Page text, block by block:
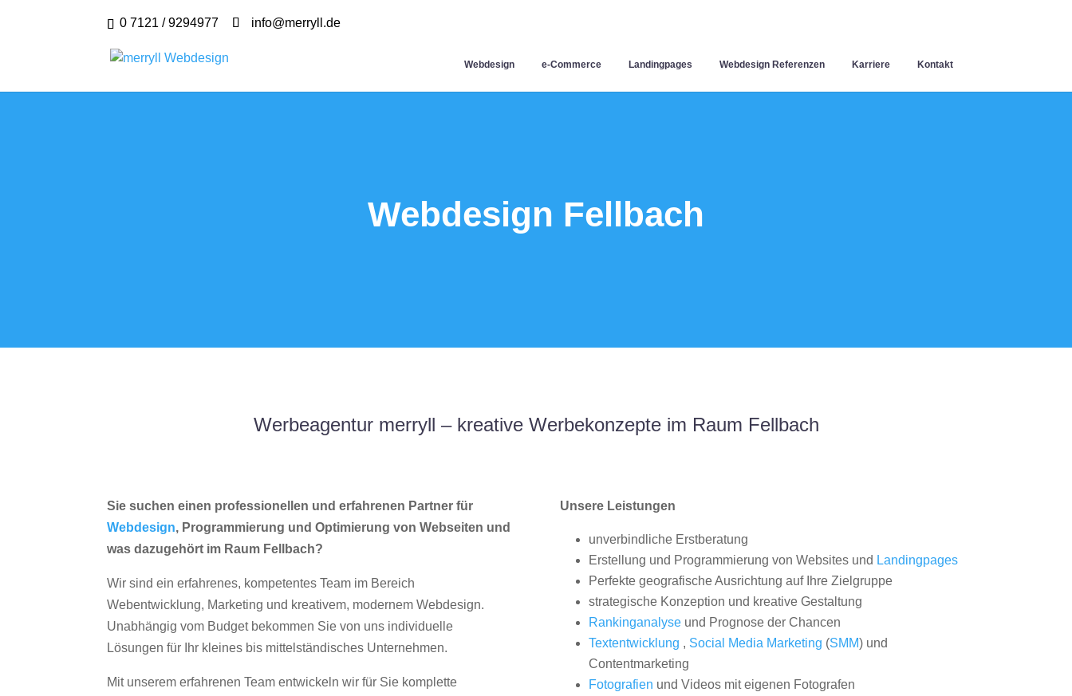
0 7121 / 9294977 info@merryll.de
Webdesign e-Commerce Landingpages Webdesign Referenzen Karriere Kontakt
Webdesign Fellbach
Werbeagentur merryll – kreative Werbekonzepte im Raum Fellbach
Sie suchen einen professionellen und erfahrenen Partner für
Webdesign, Programmierung und Optimierung von Webseiten und
was dazugehört im Raum Fellbach?
Wir sind ein erfahrenes, kompetentes Team im Bereich
Webentwicklung, Marketing und kreativem, modernem Webdesign.
Unabhängig vom Budget bekommen Sie von uns individuelle
Lösungen für Ihr kleines bis mittelständisches Unternehmen.
Mit unserem erfahrenen Team entwickeln wir für Sie komplette
Unsere Leistungen
unverbindliche Erstberatung
Erstellung und Programmierung von Websites und Landingpages
Perfekte geografische Ausrichtung auf Ihre Zielgruppe
strategische Konzeption und kreative Gestaltung
Rankinganalyseund Prognose der Chancen
Textentwicklung , Social Media Marketing (SMM) und
Contentmarketing
Fotografien und Videos mit eigenen Fotografen